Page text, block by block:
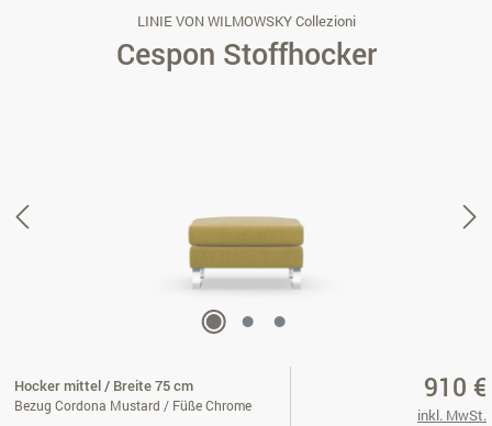
LINIE VON WILMOWSKY Collezioni
Cespon Stoffhocker
Hocker mittel / Breite 75 cm
Bezug Cordona Mustard / Füße Chrome
910 €
inkl. MwSt.